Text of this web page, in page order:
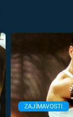
ZAJÍMAVOSTI